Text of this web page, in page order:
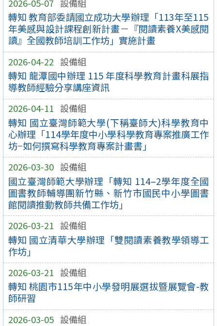
2026-05-07 設備組
轉知 教育部委請國立成功大學辦理「113年至115
年美感與設計課程創新計畫－『閱讀素養X美感閱
讀』全國教師培訓工作坊」實施計畫
2026-04-22 設備組
轉知 龍潭國中辦理 115 年度科學教育計畫科展指
導教師經驗分享講座資訊
2026-04-11 設備組
轉知 國立臺灣師範大學(下稱臺師大)科學教育中
心辦理「114學年度中小學科學教育專案推廣工作
坊−如何撰寫科學教育專案計畫書」
2026-03-30 設備組
國立臺灣師範大學辦理「轉知 114–2學年度全國
圖書教師輔導團新竹縣、新竹市國民中小學圖書
館閱讀推動教師共備工作坊」
2026-03-21 設備組
轉知 國立清華大學辦理「雙閱讀素養教學領導工
作坊」
2026-03-21 設備組
轉知 桃園市115年中小學發明展選拔暨展覽會-教
師研習
2026-03-05 設備組